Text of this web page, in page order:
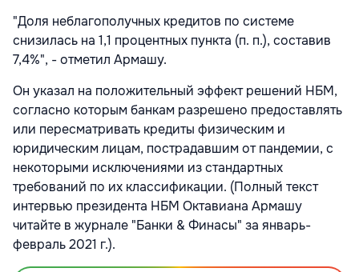
"Доля неблагополучных кредитов по системе
снизилась на 1,1 процентных пункта (п. п.), составив
7,4%", - отметил Армашу.
Он указал на положительный эффект решений НБМ,
согласно которым банкам разрешено предоставлять
или пересматривать кредиты физическим и
юридическим лицам, пострадавшим от пандемии, с
некоторыми исключениями из стандартных
требований по их классификации. (Полный текст
интервью президента НБМ Октавиана Армашу
читайте в журнале "Банки & Финасы" за январь-
февраль 2021 г.).